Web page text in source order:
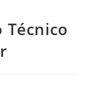
Técnico